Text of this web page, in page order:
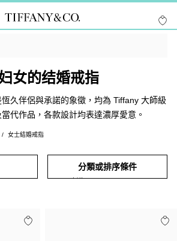
女的结婚戒指
久伴侶與承諾的象徵，均為 Tiffany 大師級
代作品，各款設計均表達濃厚愛意。
女士結婚戒指
分類或排序條件